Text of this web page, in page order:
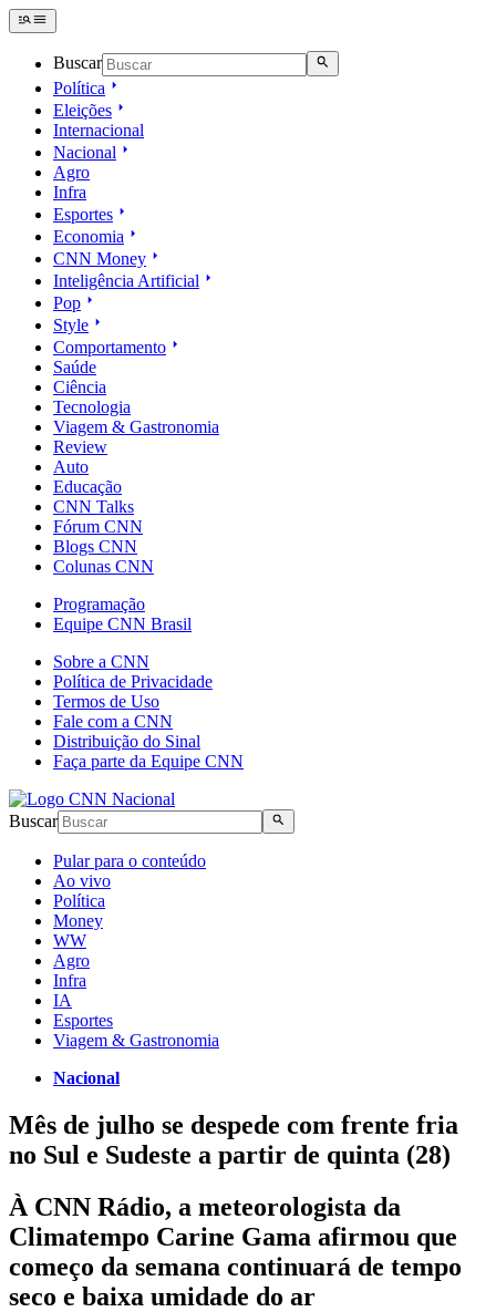
Buscar
Política
Eleições
Internacional
Nacional
Agro
Infra
Esportes
Economia
CNN Money
Inteligência Artificial
Pop
Style
Comportamento
Saúde
Ciência
Tecnologia
Viagem & Gastronomia
Review
Auto
Educação
CNN Talks
Fórum CNN
Blogs CNN
Colunas CNN
Programação
Equipe CNN Brasil
Sobre a CNN
Política de Privacidade
Termos de Uso
Fale com a CNN
Distribuição do Sinal
Faça parte da Equipe CNN
Buscar
Pular para o conteúdo
Ao vivo
Política
Money
WW
Agro
Infra
IA
Esportes
Viagem & Gastronomia
Nacional
Mês de julho se despede com frente fria
no Sul e Sudeste a partir de quinta (28)
À CNN Rádio, a meteorologista da
Climatempo Carine Gama afirmou que
começo da semana continuará de tempo
seco e baixa umidade do ar